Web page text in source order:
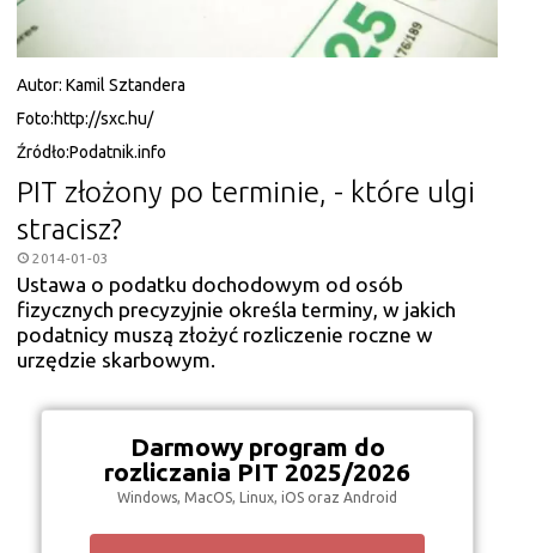
Autor: Kamil Sztandera
Foto:http://sxc.hu/
Źródło:Podatnik.info
PIT złożony po terminie, - które ulgi
stracisz?
2014-01-03
Ustawa o podatku dochodowym od osób
fizycznych precyzyjnie określa terminy, w jakich
podatnicy muszą złożyć rozliczenie roczne w
urzędzie skarbowym.
Darmowy program do
rozliczania PIT 2025/2026
Windows, MacOS, Linux, iOS oraz Android